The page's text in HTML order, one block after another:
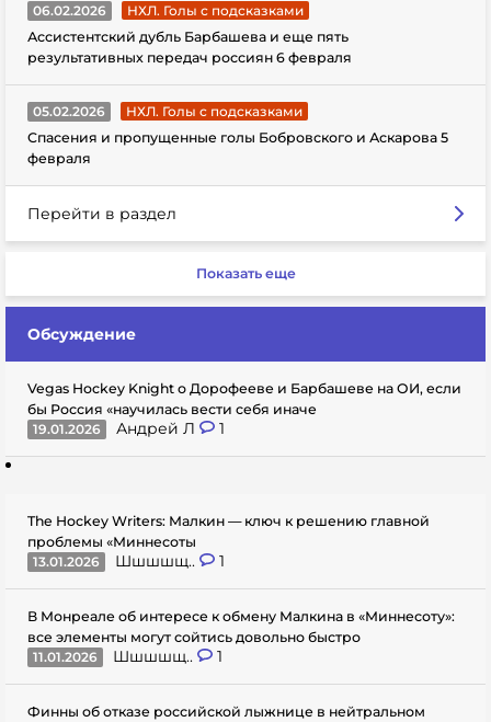
06.02.2026
НХЛ. Голы с подсказками
Ассистентский дубль Барбашева и еще пять
результативных передач россиян 6 февраля
05.02.2026
НХЛ. Голы с подсказками
Спасения и пропущенные голы Бобровского и Аскарова 5
февраля
Перейти в раздел
Показать еще
Обсуждение
Vegas Hockey Knight о Дорофееве и Барбашеве на ОИ, если
бы Россия «научилась вести себя иначе
19.01.2026
Андрей Л 1
The Hockey Writers: Малкин — ключ к решению главной
проблемы «Миннесоты
13.01.2026
Шшшшщ.. 1
В Монреале об интересе к обмену Малкина в «Миннесоту»:
все элементы могут сойтись довольно быстро
11.01.2026
Шшшшщ.. 1
Финны об отказе российской лыжнице в нейтральном